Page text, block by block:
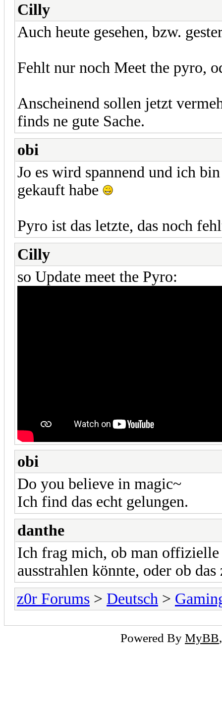
Cilly
Auch heute gesehen, bzw.
Fehlt nur noch Meet the pyro,
Anscheinend sollen jetzt
finds ne gute Sache.
obi
Jo es wird spannend und ich
gekauft habe
Pyro ist das letzte, das noch
Cilly
so Update meet the Pyro:
obi
Do you believe in magic~
Ich find das echt gelungen.
danthe
Ich frag mich, ob man
ausstrahlen könnte, oder ob
z0r Forums > Deutsch >
Powered By MyBB